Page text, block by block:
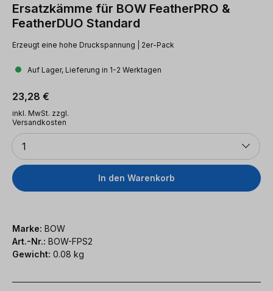
Ersatzkämme für BOW FeatherPRO &
FeatherDUO Standard
Erzeugt eine hohe Druckspannung | 2er-Pack
Auf Lager, Lieferung in 1-2 Werktagen
Regulärer Preis:
23,28 €
inkl. MwSt. zzgl.
Versandkosten
Anzahl
1
In den Warenkorb
Marke: BOW
Art.-Nr.: BOW-FPS2
Gewicht: 0.08 kg